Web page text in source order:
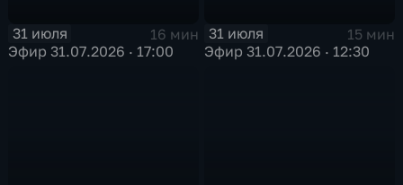
31 июля
16 мин
Эфир 31.07.2026 · 17:00
31 июля
15 мин
Эфир 31.07.2026 · 12:30